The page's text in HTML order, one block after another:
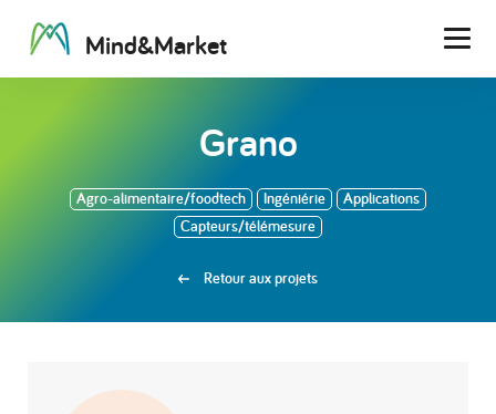
Mind&Market
Grano
Agro-alimentaire/foodtech Ingéniérie
Applications
Capteurs/télémesure
Retour aux projets